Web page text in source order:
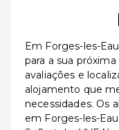
Em Forges-les-
para a sua
avaliações e
alojamento que
necessidades. Os
em Forges-les-